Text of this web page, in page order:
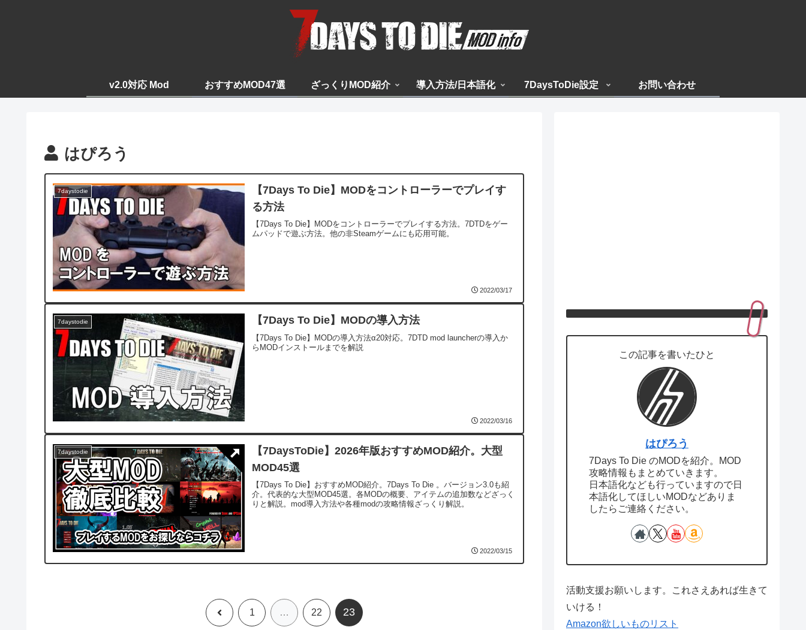
v2.0対応 Mod おすすめMOD47選 ざっくりMOD紹介 導入方法/日本語化 7DaysToDie設定 お問い合わせ
はぴろう
7daystodie
【7Days To Die】MODをコントローラーでプレイす
る方法
【7Days To Die】MODをコントローラーでプレイする方法。7DTDをゲー
ムパッドで遊ぶ方法。他の非Steamゲームにも応用可能。
2022/03/17
7daystodie 【7Days To Die】MODの導入方法
【7Days To Die】MODの導入方法α20対応。7DTD mod launcherの導入か
らMODインストールまでを解説
2022/03/16
7daystodie
【7DaysToDie】2026年版おすすめMOD紹介。大型
MOD45選
【7Days To Die】おすすめMOD紹介。7Days To Die 。バージョン3.0も紹
介。代表的な大型MOD45選。各MODの概要、アイテムの追加数などざっく
りと解説。mod導入方法や各種modの攻略情報ざっくり解説。
2022/03/15
前 1 … 22 23
この記事を書いたひと
はぴろう
7Days To Die のMODを紹介。MOD
攻略情報もまとめていきます。
日本語化なども行っていますので日
本語化してほしいMODなどありま
したらご連絡ください。
活動支援お願いします。これさえあれば生きて
いける！
Amazon欲しいものリスト